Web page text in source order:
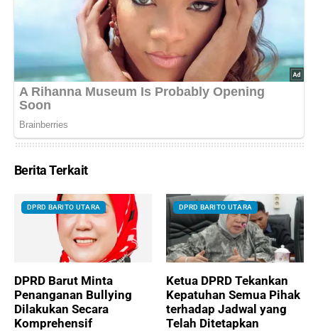
Berita Terkait
DPRD BARITO UTARA
DPRD Barut Minta
Penanganan Bullying
Dilakukan Secara
Komprehensif
DPRD BARITO UTARA
Ketua DPRD Tekankan
Kepatuhan Semua Pihak
terhadap Jadwal yang
Telah Ditetapkan